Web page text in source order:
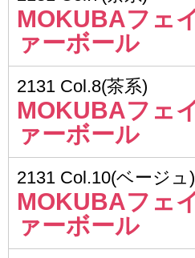
MOKUBAフェ
ァーボール
2131 Col.8(茶系)
MOKUBAフェ
ァーボール
2131 Col.10(ベージュ)
MOKUBAフェ
ァーボール